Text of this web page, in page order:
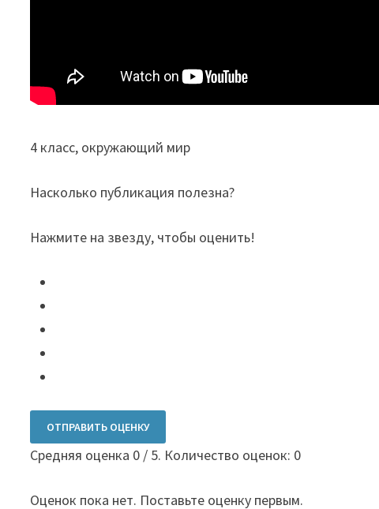
4 класс, окружающий мир
Насколько публикация полезна?
Нажмите на звезду, чтобы оценить!
ОТПРАВИТЬ ОЦЕНКУ
Средняя оценка 0 / 5. Количество оценок: 0
Оценок пока нет. Поставьте оценку первым.